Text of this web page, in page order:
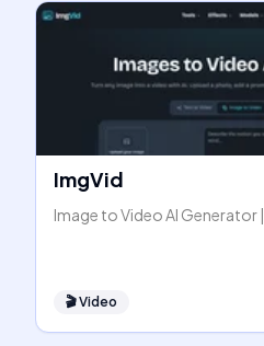
ImgVid
Image to Video AI Generator
🎬Video